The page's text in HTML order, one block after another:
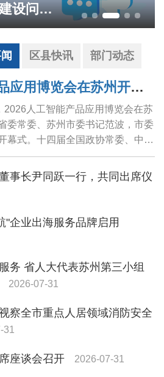
影响营商环境建设问题线索征集
区县快讯 部门动态
2026人工智能产品应用博览会在苏州开幕 范波王维出席
2026人工智能产品应用博览会在苏
委常委、苏州市委书记范波，市委
幕式。十四届全国政协常委、中国
中国工程院院士、新一代人工智能
。
事长尹同跃一行，共同出席仪
"企业出海服务品牌启用
务 省人大代表苏州第三小组
2026-07-31
察全市重点人居领域消防安全
座谈会召开 2026-07-31